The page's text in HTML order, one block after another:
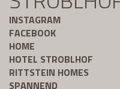
INSTAGRAM
FACEBOOK
HOME
HOTEL STROBLHOF
RITTSTEIN HOMES
SPANNEND